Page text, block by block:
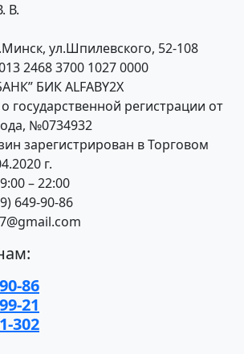
В.
ул.Шпилевского, 52-108
2468 3700 1027 0000
БИК ALFABY2X
государственной регистрации от
№0734932
зарегистрирован в Торговом
г.
– 22:00
649-90-86
86
21
302